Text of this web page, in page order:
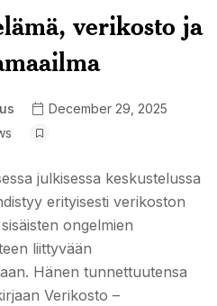
verikosto ja
December 29, 2025
julkisessa keskustelussa
erityisesti verikoston
ongelmien
liittyvään
Hänen tunnettuutensa
Verikosto –